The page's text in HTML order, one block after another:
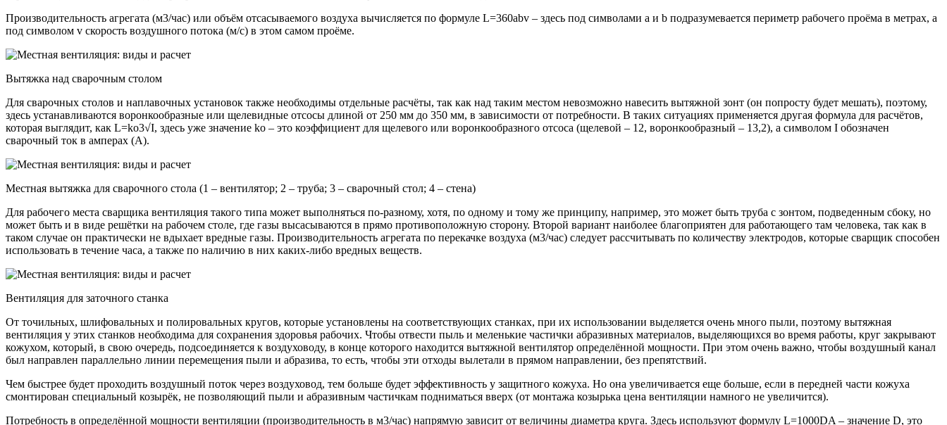
Производительность агрегата (м3/час) или объём отсасываемого воздуха вычисляется по формуле L=360abv – здесь под символами a и b подразумевается периметр рабочего проёма в метрах, а
под символом v скорость воздушного потока (м/с) в этом самом проёме.
Вытяжка над сварочным столом
Для сварочных столов и наплавочных установок также необходимы отдельные расчёты, так как над таким местом невозможно навесить вытяжной зонт (он попросту будет мешать), поэтому,
здесь устанавливаются воронкообразные или щелевидные отсосы длиной от 250 мм до 350 мм, в зависимости от потребности. В таких ситуациях применяется другая формула для расчётов,
которая выглядит, как L=ko3√I, здесь уже значение ko – это коэффициент для щелевого или воронкообразного отсоса (щелевой – 12, воронкообразный – 13,2), а символом I обозначен
сварочный ток в амперах (А).
Местная вытяжка для сварочного стола (1 – вентилятор; 2 – труба; 3 – сварочный стол; 4 – стена)
Для рабочего места сварщика вентиляция такого типа может выполняться по-разному, хотя, по одному и тому же принципу, например, это может быть труба с зонтом, подведенным сбоку, но
может быть и в виде решётки на рабочем столе, где газы высасываются в прямо противоположную сторону. Второй вариант наиболее благоприятен для работающего там человека, так как в
таком случае он практически не вдыхает вредные газы. Производительность агрегата по перекачке воздуха (м3/час) следует рассчитывать по количеству электродов, которые сварщик способен
использовать в течение часа, а также по наличию в них каких-либо вредных веществ.
Вентиляция для заточного станка
От точильных, шлифовальных и полировальных кругов, которые установлены на соответствующих станках, при их использовании выделяется очень много пыли, поэтому вытяжная
вентиляция у этих станков необходима для сохранения здоровья рабочих. Чтобы отвести пыль и меленькие частички абразивных материалов, выделяющихся во время работы, круг закрывают
кожухом, который, в свою очередь, подсоединяется к воздуховоду, в конце которого находится вытяжной вентилятор определённой мощности. При этом очень важно, чтобы воздушный канал
был направлен параллельно линии перемещения пыли и абразива, то есть, чтобы эти отходы вылетали в прямом направлении, без препятствий.
Чем быстрее будет проходить воздушный поток через воздуховод, тем больше будет эффективность у защитного кожуха. Но она увеличивается еще больше, если в передней части кожуха
смонтирован специальный козырёк, не позволяющий пыли и абразивным частичкам подниматься вверх (от монтажа козырька цена вентиляции намного не увеличится).
Потребность в определённой мощности вентиляции (производительность в м3/час) напрямую зависит от величины диаметра круга. Здесь используют формулу L=1000DA – значение D, это